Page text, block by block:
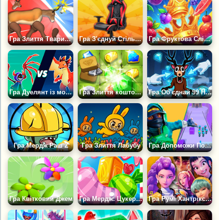
Гра Злиття Тварин: Бій Мутантів Гра З'єднуй Стільці: Еволюція Гра Фруктова Сліяноманія 2048
Гра Дуелянт із монстрами Гра Злиття коштовностей Гра Об'єднай 99 Ночей в Лісі: Клікер
Гра Мердж Раш Z Гра Злиття Лабубу Гра Допоможи Поліції
Гра Квітковий Джем Гра Мердж: Цукеркова Сага Гра Румі Хантрікс: Кейпоп Мисливці